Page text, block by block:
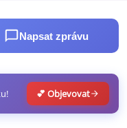
Napsat zprávu
💕 Objevovat